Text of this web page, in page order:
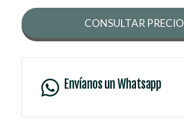
CONSULTAR PRECIO
Envíanos un Whatsapp